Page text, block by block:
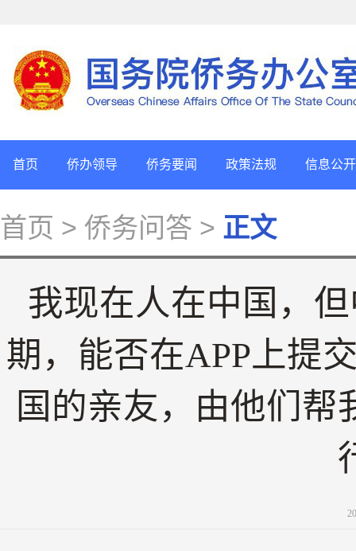
首页 侨办领导 侨务要闻 政策法规 信息公开
首页 > 侨务问答 > 正文
我现在人在中国，
期，能否在APP上提
国的亲友，由他们